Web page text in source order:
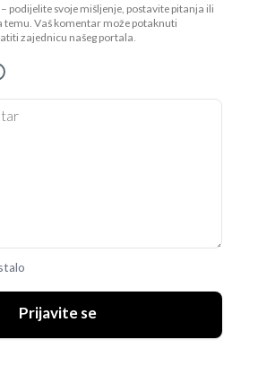
podijelite svoje mišljenje, postavite pitanja ili
temu. Vaš komentar može potaknuti
zajednicu našeg portala.
Prijavite se